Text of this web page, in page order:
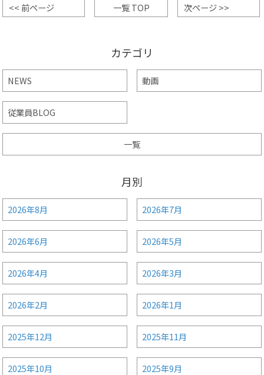
<< 前ページ 一覧 TOP 次ページ >>
カテゴリ
NEWS 動画
従業員BLOG
一覧
月別
2026年8月 2026年7月
2026年6月 2026年5月
2026年4月 2026年3月
2026年2月 2026年1月
2025年12月 2025年11月
2025年10月 2025年9月